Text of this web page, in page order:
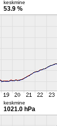
keskmine
53.9 %
keskmine
1021.0 hPa